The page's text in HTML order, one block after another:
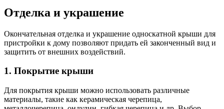
Отделка и украшение
Окончательная отделка и украшение односкатной крыши для
пристройки к дому позволяют придать ей законченный вид и
защитить от внешних воздействий.
1. Покрытие крыши
Для покрытия крыши можно использовать различные
материалы, такие как керамическая черепица,